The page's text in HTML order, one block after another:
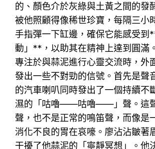
的、顏色介於灰綠與土黃之間的發
被他照顧得像稀世珍寶，每隔三小
手指彈一下缸邊，確保它能感受到
動」**，以助其在精神上達到圓滿
專注於與蒜泥進行心靈交流時，外
發出一些不對勁的信號。首先是聲
的汽車喇叭同時發出了一個持續不
濕的「咕嚕——咕嚕——」聲。這
聲，也不是正常的鳴笛聲，而像是
消化不良的胃在哀嚎。廖沾沾皺著
干擾了他蒜泥的「寧靜冥想」。他